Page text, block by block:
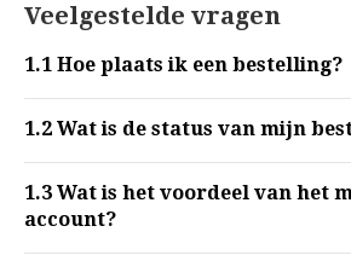
Veelgestelde vragen
1.1 Hoe plaats ik een bestelling?
1.2 Wat is de status van mijn
1.3 Wat is het voordeel van het
account?